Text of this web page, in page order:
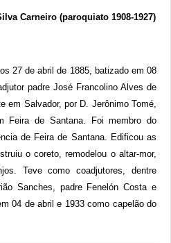
Carneiro (paroquiato 1908-1927)
27 de abril de 1885, batizado em 08
padre José Francolino Alves de
em Salvador, por D. Jerônimo Tomé,
Feira de Santana. Foi membro do
de Feira de Santana. Edificou as
o coreto, remodelou o altar-mor,
Teve como coadjutores, dentre
Sanches, padre Fenelón Costa e
04 de abril e 1933 como capelão do